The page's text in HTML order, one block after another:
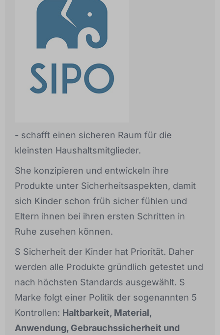
- schafft einen sicheren Raum für die
kleinsten Haushaltsmitglieder.
She konzipieren und entwickeln ihre
Produkte unter Sicherheitsaspekten, damit
sich Kinder schon früh sicher fühlen und
Eltern ihnen bei ihren ersten Schritten in
Ruhe zusehen können.
S Sicherheit der Kinder hat Priorität. Daher
werden alle Produkte gründlich getestet und
nach höchsten Standards ausgewählt. S
Marke folgt einer Politik der sogenannten 5
Kontrollen: Haltbarkeit, Material,
Anwendung, Gebrauchssicherheit und